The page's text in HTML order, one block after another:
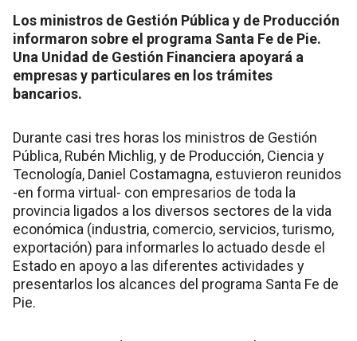
Los ministros de Gestión Pública y de Producción
informaron sobre el programa Santa Fe de Pie.
Una Unidad de Gestión Financiera apoyará a
empresas y particulares en los trámites
bancarios.
Durante casi tres horas los ministros de Gestión
Pública, Rubén Michlig, y de Producción, Ciencia y
Tecnología, Daniel Costamagna, estuvieron reunidos
-en forma virtual- con empresarios de toda la
provincia ligados a los diversos sectores de la vida
económica (industria, comercio, servicios, turismo,
exportación) para informarles lo actuado desde el
Estado en apoyo a las diferentes actividades y
presentarlos los alcances del programa Santa Fe de
Pie.